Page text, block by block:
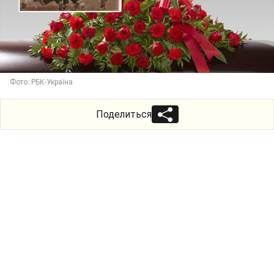
Фото: РБК-Україна
Поделиться